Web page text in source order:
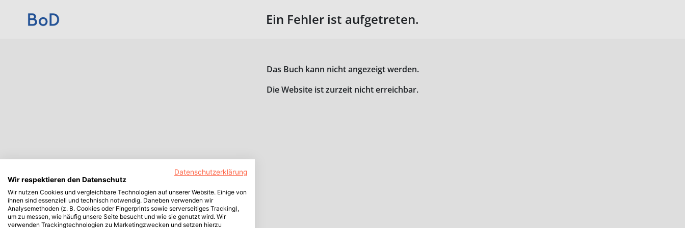
Ein Fehler ist aufgetreten.
Das Buch kann nicht angezeigt werden.
Die Website ist zurzeit nicht erreichbar.
Datenschutzerklärung
Wir respektieren den Datenschutz
Wir nutzen Cookies und vergleichbare Technologien auf unserer Website. Einige von
ihnen sind essenziell und technisch notwendig. Daneben verwenden wir
Analysemethoden (z. B. Cookies oder Fingerprints sowie serverseitiges Tracking),
um zu messen, wie häufig unsere Seite besucht und wie sie genutzt wird. Wir
verwenden Trackingtechnologien zu Marketingzwecken und setzen hierzu